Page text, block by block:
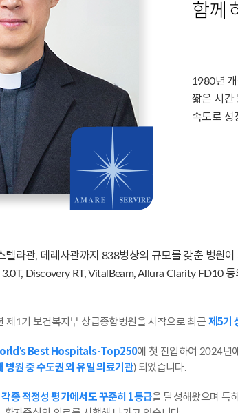
함께
1980년
짧은 시간
속도로 성
텔라관, 데레사관까지 838병상의 규모를 갖춘 병원
Discovery RT, VitalBeam, Allura Clarity FD10
제1기 보건복지부 상급종합병원을 시작으로 최근 제5기
Best Hospitals-Top250에 첫 진입하여 2024년
병원 중 수도권 외 유일 의료기관) 되었습니다.
각종 적정성 평가에서도 꾸준히 1등급을 달성해왔으며 특